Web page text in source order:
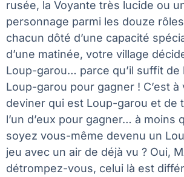
rusée, la Voyante très lucide ou
personnage parmi les douze
chacun dôté d’une capacité
d’une matinée, votre village
Loup-garou… parce qu’il suffit de
Loup-garou pour gagner ! C’est à
deviner qui est Loup-garou et de
l’un d’eux pour gagner… à moins
soyez vous-même devenu un
jeu avec un air de déjà vu ? Oui,
détrompez-vous, celui là est